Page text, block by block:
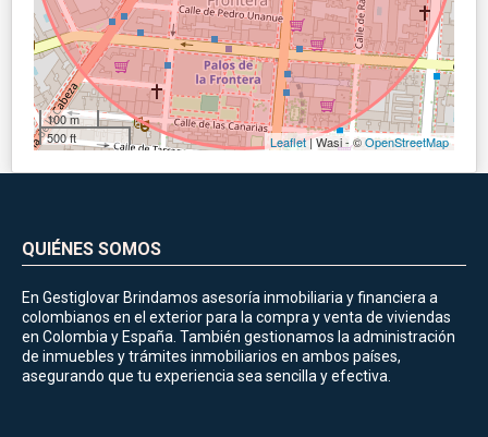
100 m
500 ft
Leaflet | Wasi - ©OpenStreetMap
QUIÉNES SOMOS
En Gestiglovar Brindamos asesoría inmobiliaria y financiera a
colombianos en el exterior para la compra y venta de viviendas
en Colombia y España. También gestionamos la administración
de inmuebles y trámites inmobiliarios en ambos países,
asegurando que tu experiencia sea sencilla y efectiva.